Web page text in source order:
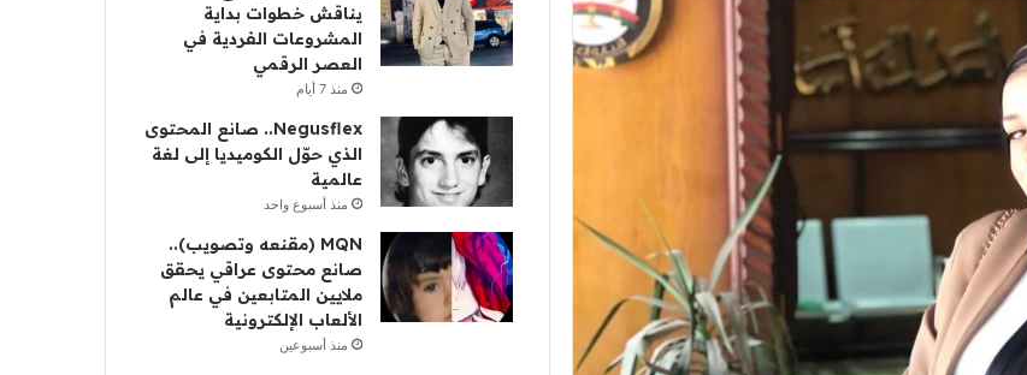
يناقش خطوات بداية
المشروعات الفردية في
العصر الرقمي
منذ 7 أيام
Negusflex.. صانع المحتوى
الذي حوّل الكوميديا إلى لغة
عالمية
منذ أسبوع واحد
MQN (مقنعه وتصويب)..
صانع محتوى عراقي يحقق
ملايين المتابعين في عالم
الألعاب الإلكترونية
منذ أسبوعين